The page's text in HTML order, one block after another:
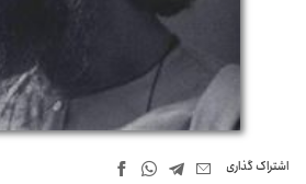
اشتراک‌ گذاری